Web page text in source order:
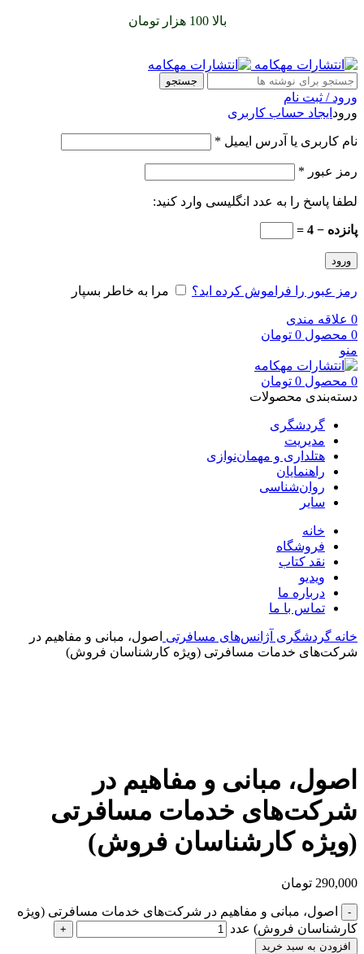
بالا 100 هزار تومان
جستجو
ورود / ثبت نام
ورود ایجاد حساب کاربری
نام کاربری یا آدرس ایمیل *
رمز عبور *
لطفا پاسخ را به عدد انگلیسی وارد کنید:
پانزده − 4 =
ورود
رمز عبور را فراموش کرده اید؟ مرا به خاطر بسپار
0 علاقه مندی
0 محصول 0 تومان
منو
0 محصول 0 تومان
دسته‌بندی محصولات
گردشگری
مدیریت
هتلداری و مهمان‌نوازی
راهنمایان
روان‌شناسی
سایر
خانه
فروشگاه
نقد کتاب
ویدیو
درباره‌ ما
تماس با ما
خانه گردشگری آژانس‌های مسافرتی اصول، مبانی و مفاهیم در
شرکت‌های خدمات مسافرتی (ویژه کارشناسان فروش)
اصول، مبانی و مفاهیم در
شرکت‌های خدمات مسافرتی
(ویژه کارشناسان فروش)
290,000 تومان
اصول، مبانی و مفاهیم در شرکت‌های خدمات مسافرتی (ویژه
کارشناسان فروش) عدد
افزودن به سبد خرید